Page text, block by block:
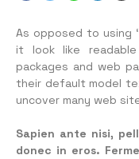
As opposed to using
it look like readable
packages and web
their default model
uncover many web
Sapien ante nisi,
donec in eros.